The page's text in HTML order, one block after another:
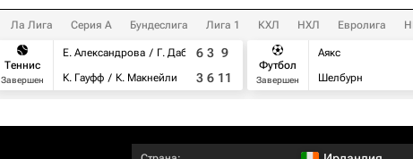
Ла Лига Серия А Бундеслига Лига 1 КХЛ НХЛ Евролига
Теннис
Завершен
Е. Александрова
Г. Дабровски
К. Гауфф
К. Макнейли
6 3 9
3 6 11
Футбол
Завершен
Аякс
Шелбурн